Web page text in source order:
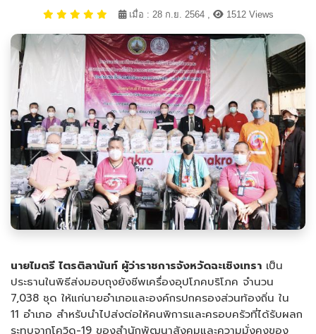
เมื่อ : 28 ก.ย. 2564 , 1512 Views
นายไมตรี ไตรติลานันท์ ผู้ว่าราชการจังหวัดฉะเชิงเทรา เป็น
ประธานในพิธีส่งมอบถุงยังชีพเครื่องอุปโภคบริโภค จำนวน
7,038 ชุด ให้แก่นายอำเภอและองค์กรปกครองส่วนท้องถิ่น ใน
11 อำเภอ สำหรับนำไปส่งต่อให้คนพิการและครอบครัวที่ได้รับผลก
ระทบจากโควิด-19 ของสำนักพัฒนาสังคมและความมั่งคงของ